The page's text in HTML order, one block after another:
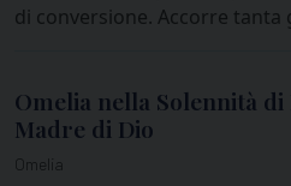
di conversione. Accorre tanta
Omelia nella Solennità
Madre di Dio
Omelia